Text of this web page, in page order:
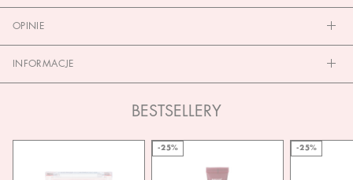
OPINIE
INFORMACJE
BESTSELLERY
-25% -25%